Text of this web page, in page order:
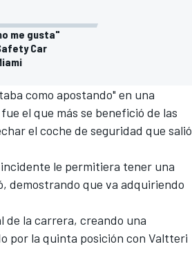
me gusta"
Car
como apostando" en una
el que más se benefició de las
el coche de seguridad que salió
le permitiera tener una
demostrando que va adquiriendo
de la carrera, creando una
por la quinta posición con Valtteri